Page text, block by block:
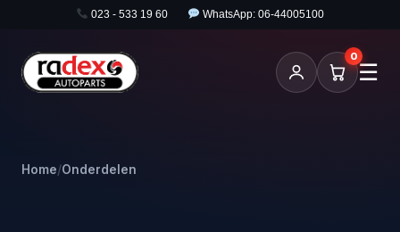
023 - 533 19 60 WhatsApp: 06-44005100
0
☰
Home/Onderdelen